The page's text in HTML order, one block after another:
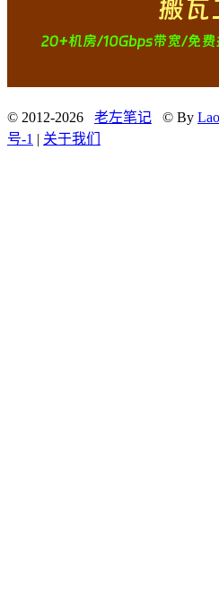
© 2012-2026 老左笔记 © By
号-1 | 关于我们